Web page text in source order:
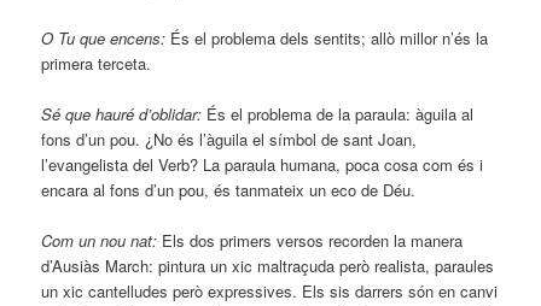
O Tu que encens: És el problema dels sentits; allò millor n’és la
primera terceta.
Sé que hauré d’oblidar: És el problema de la paraula: àguila al
fons d’un pou. ¿No és l’àguila el símbol de sant Joan,
l’evangelista del Verb? La paraula humana, poca cosa com és i
encara al fons d’un pou, és tanmateix un eco de Déu.
Com un nou nat: Els dos primers versos recorden la manera
d’Ausiàs March: pintura un xic maltraçuda però realista, paraules
un xic cantelludes però expressives. Els sis darrers són en canvi